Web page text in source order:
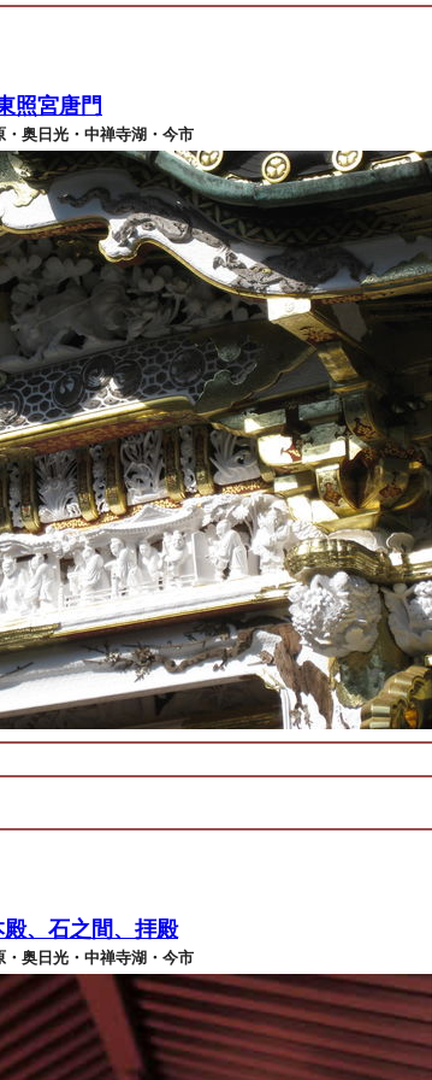
照宮唐門
・奥日光・中禅寺湖・今市
、石之間、拝殿
・奥日光・中禅寺湖・今市